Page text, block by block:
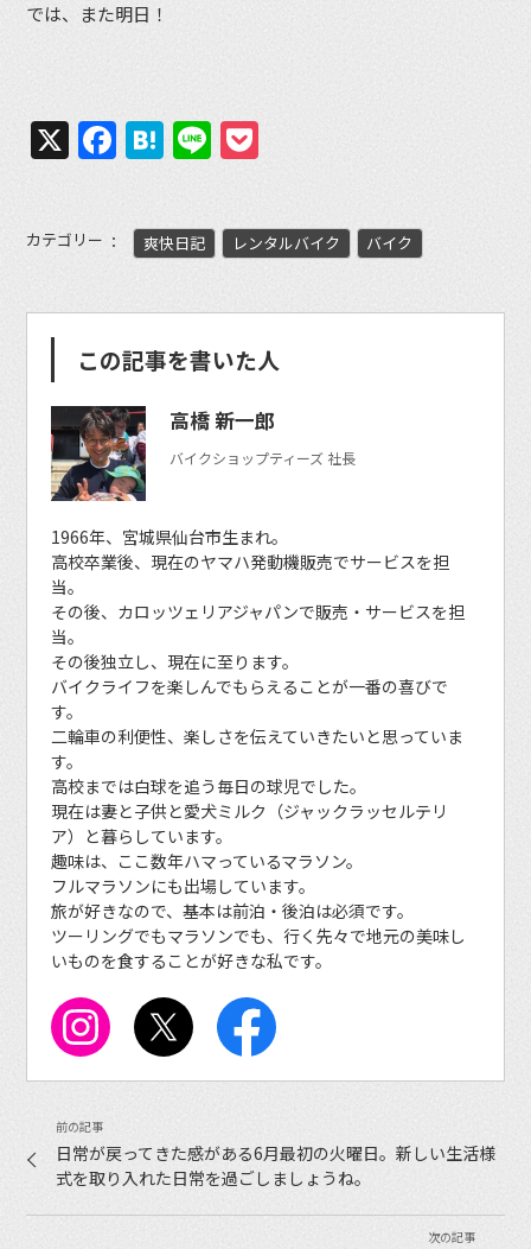
では、また明日！
X Facebook
Hatena
Line
カテゴリー 爽快日記 レンタルバイク バイク
この記事を書いた人
高橋 新一郎
バイクショップティーズ 社長
1966年、宮城県仙台市生まれ。
高校卒業後、現在のヤマハ発動機販売でサービスを担
当。
その後、カロッツェリアジャパンで販売・サービスを担
当。
その後独立し、現在に至ります。
バイクライフを楽しんでもらえることが一番の喜びで
す。
二輪車の利便性、楽しさを伝えていきたいと思っていま
す。
高校までは白球を追う毎日の球児でした。
現在は妻と子供と愛犬ミルク（ジャックラッセルテリ
ア）と暮らしています。
趣味は、ここ数年ハマっているマラソン。
フルマラソンにも出場しています。
旅が好きなので、基本は前泊・後泊は必須です。
ツーリングでもマラソンでも、行く先々で地元の美味し
いものを食することが好きな私です。
日常が戻ってきた感がある6月最初の火曜日。新しい生活様
式を取り入れた日常を過ごしましょうね。